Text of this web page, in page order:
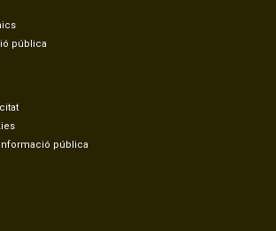
pública
pública